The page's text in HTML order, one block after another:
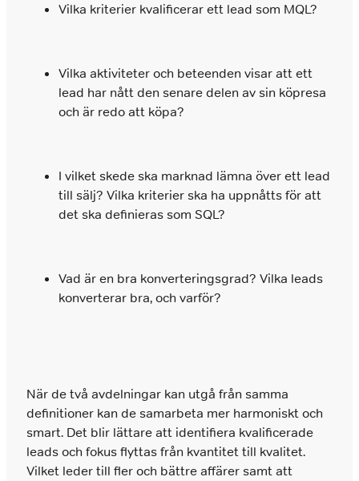
Vilka kriterier kvalificerar ett lead som MQL?
Vilka aktiviteter och beteenden visar att ett
lead har nått den senare delen av sin köpresa
och är redo att köpa?
I vilket skede ska marknad lämna över ett lead
till sälj? Vilka kriterier ska ha uppnåtts för att
det ska definieras som SQL?
Vad är en bra konverteringsgrad? Vilka leads
konverterar bra, och varför?
När de två avdelningar kan utgå från samma
definitioner kan de samarbeta mer harmoniskt och
smart. Det blir lättare att identifiera kvalificerade
leads och fokus flyttas från kvantitet till kvalitet.
Vilket leder till fler och bättre affärer samt att